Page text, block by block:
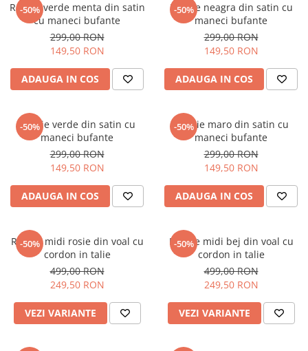
-50%
Rochie verde menta din satin
cu maneci bufante
299,00 RON
149,50 RON
ADAUGA IN COS
-50%
Rochie neagra din satin cu
maneci bufante
299,00 RON
149,50 RON
ADAUGA IN COS
-50%
Rochie verde din satin cu
maneci bufante
299,00 RON
149,50 RON
ADAUGA IN COS
-50%
Rochie maro din satin cu
maneci bufante
299,00 RON
149,50 RON
ADAUGA IN COS
-50%
Rochie midi rosie din voal cu
cordon in talie
499,00 RON
249,50 RON
VEZI VARIANTE
-50%
Rochie midi bej din voal cu
cordon in talie
499,00 RON
249,50 RON
VEZI VARIANTE